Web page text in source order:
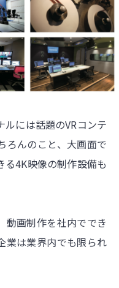
には話題のVRコンテ
ろんのこと、大画面で
4K映像の制作設備も
動画制作を社内ででき
業は業界内でも限られ